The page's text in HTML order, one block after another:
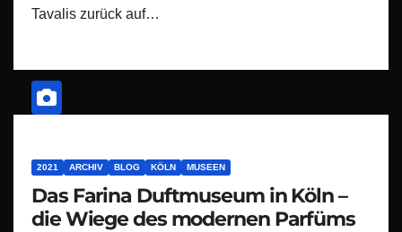
Tavalis zurück auf…
2021 ARCHIV BLOG KÖLN MUSEEN
Das Farina Duftmuseum in Köln –
die Wiege des modernen Parfüms